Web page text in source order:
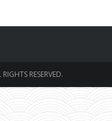
RESERVED.